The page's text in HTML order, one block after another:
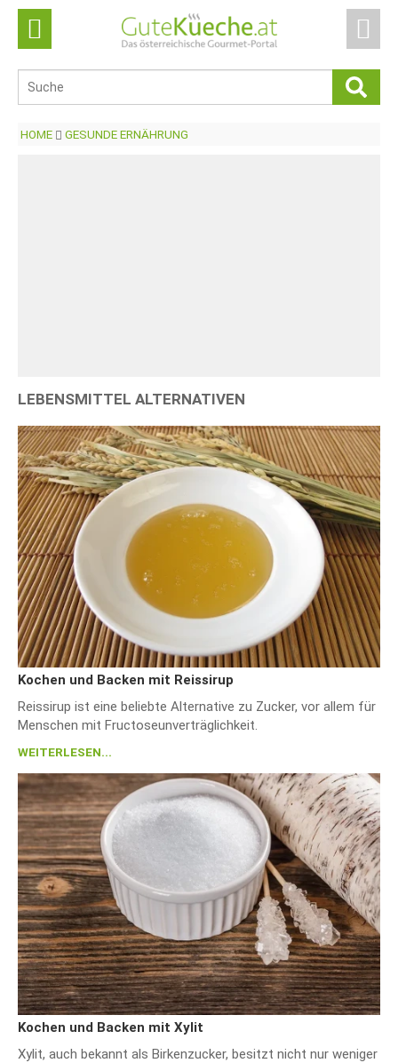
HOME GESUNDE ERNÄHRUNG
LEBENSMITTEL ALTERNATIVEN
Kochen und Backen mit Reissirup
Reissirup ist eine beliebte Alternative zu Zucker, vor allem für
Menschen mit Fructoseunverträglichkeit.
WEITERLESEN...
Kochen und Backen mit Xylit
Xylit, auch bekannt als Birkenzucker, besitzt nicht nur weniger